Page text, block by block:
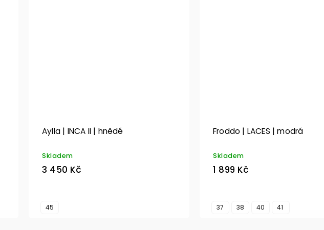
Aylla | INCA II | hnědé
Skladem
3 450 Kč
45
Froddo | LACES | modrá
Skladem
1 899 Kč
37 38 40 41